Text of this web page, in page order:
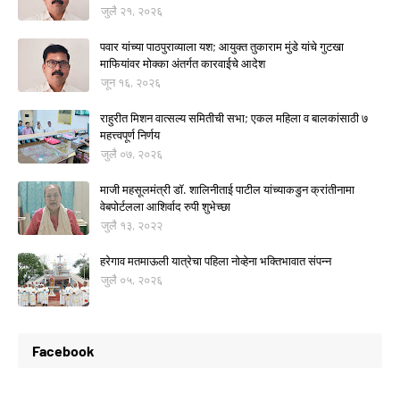
जुलै २१, २०२६
पवार यांच्या पाठपुराव्याला यश; आयुक्त तुकाराम मुंडे यांचे गुटखा
माफियांवर मोक्का अंतर्गत कारवाईचे आदेश
जून १६, २०२६
राहुरीत मिशन वात्सल्य समितीची सभा; एकल महिला व बालकांसाठी ७
महत्त्वपूर्ण निर्णय
जुलै ०७, २०२६
माजी महसूलमंत्री डॉ. शालिनीताई पाटील यांच्याकडुन क्रांतीनामा
वेबपोर्टलला आशिर्वाद रुपी शुभेच्छा
जुलै १३, २०२२
हरेगाव मतमाऊली यात्रेचा पहिला नोव्हेना भक्तिभावात संपन्न
जुलै ०५, २०२६
Facebook